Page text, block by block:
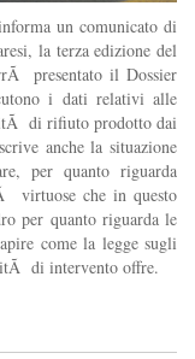
un comunicato di
la terza edizione del
presentato il Dossier
i dati relativi alle
di rifiuto prodotto dai
anche la situazione
per quanto riguarda
virtuose che in questo
per quanto riguarda le
come la legge sugli
di intervento offre.